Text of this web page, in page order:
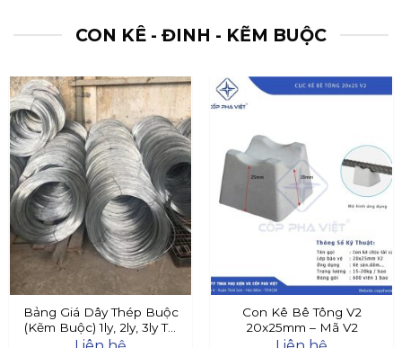
CON KÊ - ĐINH - KẼM BUỘC
Bảng Giá Dây Thép Buộc
(Kẽm Buộc) 1ly, 2ly, 3ly Tại
Đây
Con Kê Bê Tông V2
20x25mm – Mã V2